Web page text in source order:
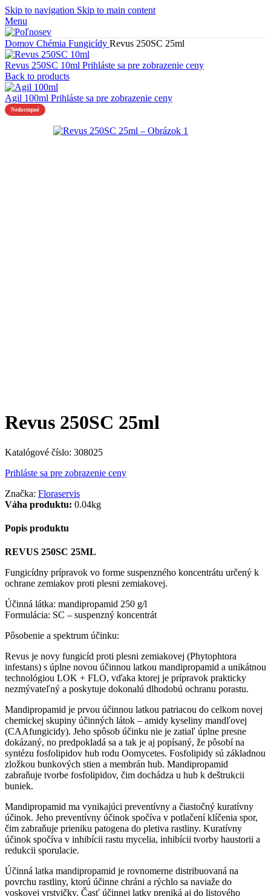
Skip to navigation Skip to main content
Menu
Domov Chémia Fungicídy Revus 250SC 25ml
Revus 250SC 10ml Prihláste sa pre zobrazenie ceny
Back to products
Agil 100ml Prihláste sa pre zobrazenie ceny
Nedostupné
Revus 250SC 25ml
Katalógové číslo: 308025
Prihláste sa pre zobrazenie ceny
Značka: Floraservis
Váha produktu: 0.04kg
Popis produktu
REVUS 250SC 25ML
Fungicídny prípravok vo forme suspenzného koncentrátu určený k
ochrane zemiakov proti plesni zemiakovej.
Účinná látka: mandipropamid 250 g/l
Formulácia: SC – suspenzný koncentrát
Pôsobenie a spektrum účinku:
Revus je novy fungicíd proti plesni zemiakovej (Phytophtora
infestans) s úplne novou účinnou latkou mandipropamid a unikátnou
technológiou LOK + FLO, vďaka ktorej je prípravok prakticky
nezmývateľný a poskytuje dokonalú dlhodobú ochranu porastu.
Mandipropamid je prvou účinnou latkou patriacou do celkom novej
chemickej skupiny účinných látok – amidy kyseliny mandľovej
(CAAfungicidy). Jeho spôsob účinku nie je zatiaľ úplne presne
dokázaný, no predpokladá sa a tak je aj popísaný, že pôsobí na
syntézu fosfolipidov hub rodu Oomycetes. Fosfolipidy sú základnou
zložkou bunkových stien a membrán hub. Mandipropamid
zabraňuje tvorbe fosfolipidov, čim dochádza u hub k deštrukcii
buniek.
Mandipropamid ma vynikajúci preventívny a čiastočný kuratívny
účinok. Jeho preventívny účinok spočíva v potlačení klíčenia spor,
čim zabraňuje prieniku patogena do pletiva rastliny. Kuratívny
účinok spočíva v inhibícii rastu mycelia, inhibícii tvorby haustorii a
redukcii sporulacie.
Účinná latka mandipropamid je rovnomerne distribuovaná na
povrchu rastliny, ktorú účinne chráni a rýchlo sa naviaže do
voskovej vrstvičky. Časť účinnej latky preniká aj do listového